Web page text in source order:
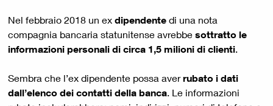
Nel febbraio 2018 un ex dipendente di una nota
compagnia bancaria statunitense avrebbe sottratto le
informazioni personali di circa 1,5 milioni di clienti
Sembra che l’ex dipendente possa averrubato i dati
dall’elenco dei contatti della banca . Le informazioni